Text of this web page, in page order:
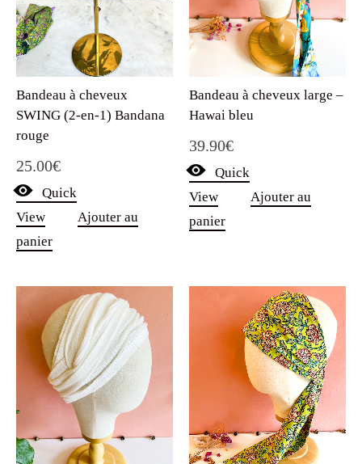
Bandeau à cheveux
SWING (2-en-1) Bandana
rouge
25.00€
Quick
View
Ajouter au
panier
Bandeau à cheveux large –
Hawai bleu
39.90€
Quick
View
Ajouter au
panier